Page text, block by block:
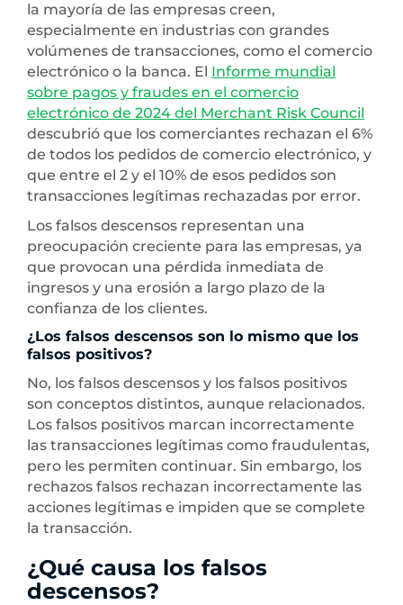
la mayoría de las empresas creen,
especialmente en industrias con grandes
volúmenes de transacciones, como el comercio
electrónico o la banca. El Informe mundial
sobre pagos y fraudes en el comercio
electrónico de 2024 del Merchant Risk Council
descubrió que los comerciantes rechazan el 6%
de todos los pedidos de comercio electrónico, y
que entre el 2 y el 10% de esos pedidos son
transacciones legítimas rechazadas por error.
Los falsos descensos representan una
preocupación creciente para las empresas, ya
que provocan una pérdida inmediata de
ingresos y una erosión a largo plazo de la
confianza de los clientes.
¿Los falsos descensos son lo mismo que los
falsos positivos?
No, los falsos descensos y los falsos positivos
son conceptos distintos, aunque relacionados.
Los falsos positivos marcan incorrectamente
las transacciones legítimas como fraudulentas,
pero les permiten continuar. Sin embargo, los
rechazos falsos rechazan incorrectamente las
acciones legítimas e impiden que se complete
la transacción.
¿Qué causa los falsos
descensos?